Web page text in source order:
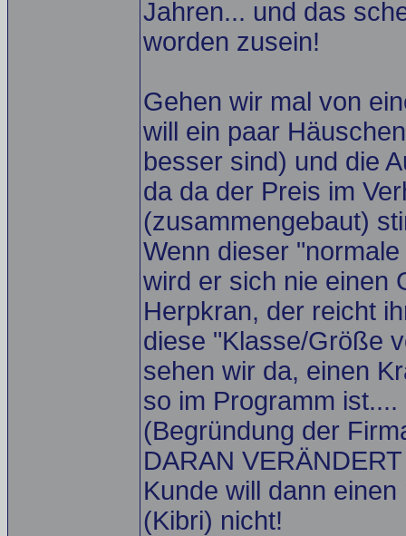
Jahren... und das
worden zusein!
Gehen wir mal von
will ein paar
besser sind) und die
da da der Preis im
(zusammengebaut)
Wenn dieser
wird er sich nie einen
Herpkran, der reicht
diese "Klasse/Größe
sehen wir da, einen
so im Programm
(Begründung der
DARAN
Kunde will dann
(Kibri) nicht!